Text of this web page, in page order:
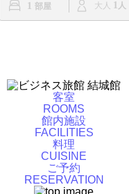
1 大人 1
客室
ROOMS
館内施設
FACILITIES
料理
CUISINE
ご予約
RESERVATION